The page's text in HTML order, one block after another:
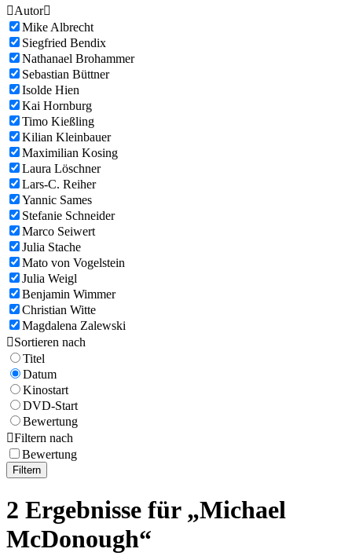
Autor
Mike Albrecht
Siegfried Bendix
Nathanael Brohammer
Sebastian Büttner
Isolde Hien
Kai Hornburg
Timo Kießling
Kilian Kleinbauer
Maximilian Kosing
Laura Löschner
Lars-C. Reiher
Yannic Sames
Stefanie Schneider
Marco Seiwert
Julia Stache
Mato von Vogelstein
Julia Weigl
Benjamin Wimmer
Christian Witte
Magdalena Zalewski
Sortieren nach
Titel
Datum
Kinostart
DVD-Start
Bewertung
Filtern nach
Bewertung
Filtern
2 Ergebnisse für „Michael
McDonough“